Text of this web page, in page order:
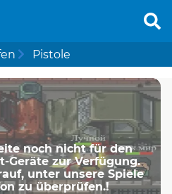
Pistole
noch nicht für den
Geräte zur Verfügung.
unter unsere Spiele
zu überprüfen.!